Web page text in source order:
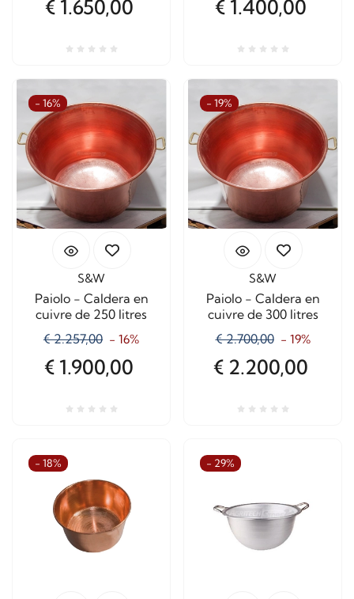
€ 1.650,00 € 1.400,00
- 16%
S&W
Paiolo - Caldera en
cuivre de 250 litres
€ 2.257,00 - 16%
€ 1.900,00
- 19%
S&W
Paiolo - Caldera en
cuivre de 300 litres
€ 2.700,00 - 19%
€ 2.200,00
- 18% - 29%